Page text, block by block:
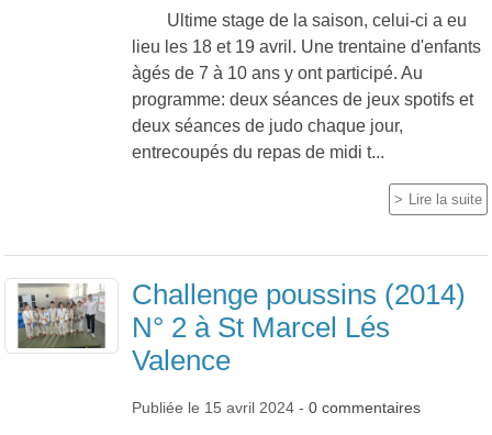
Ultime stage de la saison, celui-ci a eu
lieu les 18 et 19 avril. Une trentaine d'enfants
àgés de 7 à 10 ans y ont participé. Au
programme: deux séances de jeux spotifs et
deux séances de judo chaque jour,
entrecoupés du repas de midi t...
Lire la suite
Challenge poussins (2014)
N° 2 à St Marcel Lés
Valence
Publiée le 15 avril 2024 - 0 commentaires